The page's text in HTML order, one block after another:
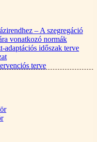
– A szegregáció
vonatkozó normák
adaptációs időszak terve
terve